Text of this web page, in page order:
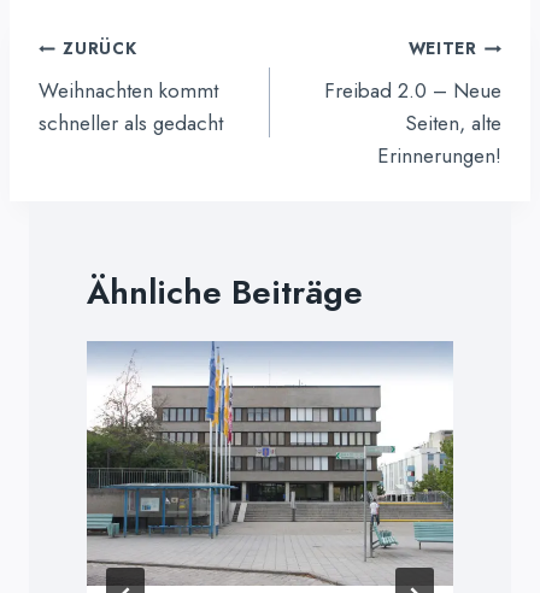
Beitragsnavigation
ZURÜCK
Weihnachten kommt
schneller als gedacht
WEITER
Freibad 2.0 – Neue
Seiten, alte
Erinnerungen!
Ähnliche Beiträge